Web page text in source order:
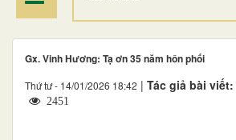
Gx. Vinh Hương: Tạ ơn 35 năm hôn phối
Thứ tư - 14/01/2026 18:42 | Tác giả bài viết:
2451